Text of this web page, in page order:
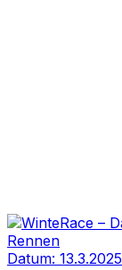
Rennen
Datum: 13.3.2025